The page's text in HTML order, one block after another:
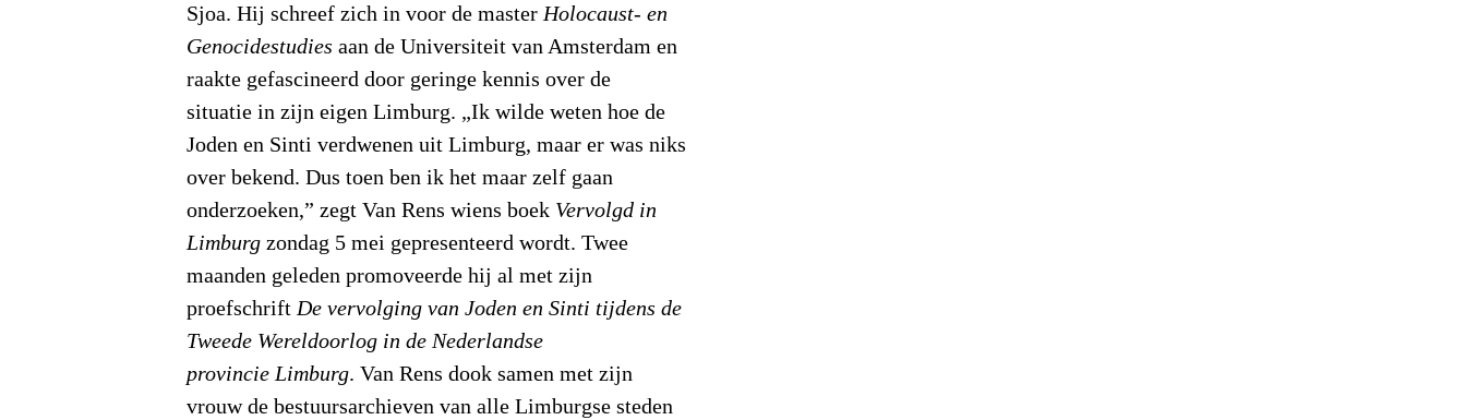
Sjoa. Hij schreef zich in voor de masterHolocaust- en
Genocidestudiesaan de Universiteit van Amsterdam en
raakte gefascineerd door geringe kennis over de
situatie in zijn eigen Limburg. „Ik wilde weten hoe de
Joden en Sinti verdwenen uit Limburg, maar er was niks
over bekend. Dus toen ben ik het maar zelf gaan
onderzoeken,” zegt Van Rens wiens boek Vervolgd in
Limburgzondag 5 mei gepresenteerd wordt. Twee
maanden geleden promoveerde hij al met zijn
proefschriftDe vervolging van Joden en Sinti tijdens de
Tweede Wereldoorlog in de Nederlandse
provincie Limburg. Van Rens dook samen met zijn
vrouw de bestuursarchieven van alle Limburgse steden